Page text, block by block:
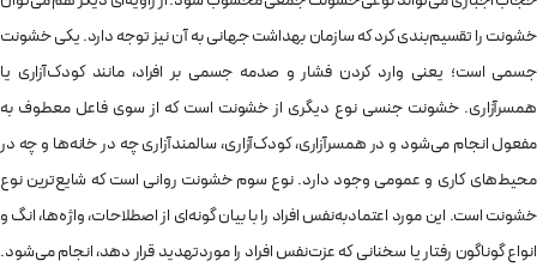
خشونت را تقسیم‌بندی کرد که سازمان بهداشت جهانی به آن نیز توجه دارد. یکی خشونت
جسمی است؛ یعنی وارد کردن فشار و صدمه‌ جسمی بر افراد، مانند کودک‌آزاری یا
همسر‌آزاری. خشونت جنسی نوع دیگری از خشونت است که از سوی فاعل معطوف به
مفعول انجام می‌شود و در همسرآزاری، کودک‌آزاری، سالمندآزاری چه در خانه‌ها و چه در
محیط‌های کاری و عمومی وجود دارد. نوع سوم خشونت روانی است که شایع‌ترین نوع
خشونت است. این مورد اعتمادبه‌نفس افراد را با بیان گونه‌ای از اصطلاحات، واژه‌ها، انگ و
انواع گوناگون رفتار یا سخنانی که عزت‌‌نفس افراد را مورد‌تهدید قرار دهد، انجام می‌شود.